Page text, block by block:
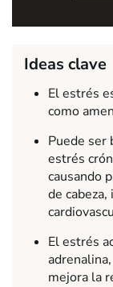
Ideas clave
El estrés
como
Puede ser
estrés
causando
de
El estrés
mejora la